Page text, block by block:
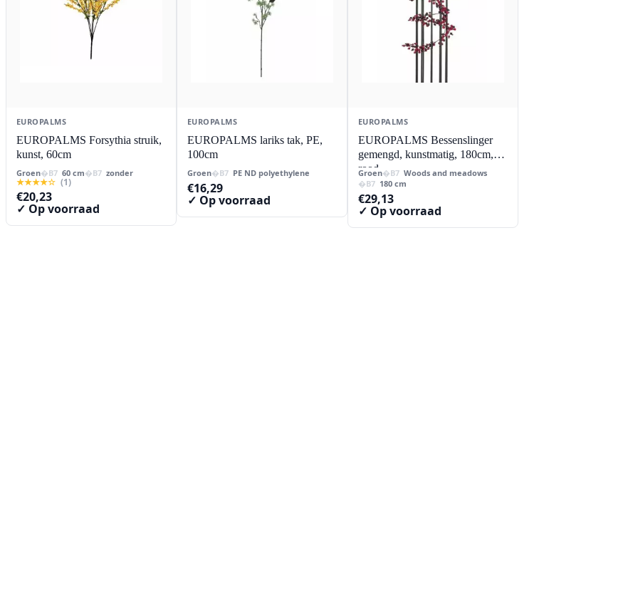
EUROPALMS
EUROPALMS Forsythia struik,
kunst, 60cm
Groen 60 cm zonder
★★★★☆ (1)
€20,23
✓ Op voorraad
EUROPALMS
EUROPALMS lariks tak, PE,
100cm
Groen PE ND polyethylene
€16,29
✓ Op voorraad
EUROPALMS
EUROPALMS Bessenslinger
gemengd, kunstmatig, 180cm,
rood
Groen
Woods and meadows
180 cm
€29,13
✓ Op voorraad